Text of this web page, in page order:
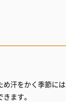
汗をかく季節に
ます。